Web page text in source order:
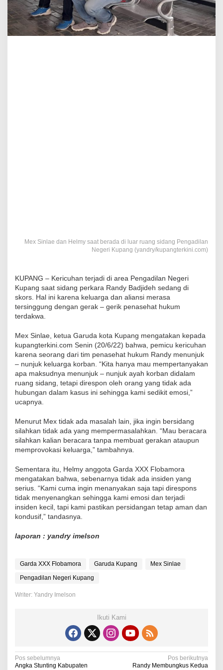
Mex Sinlae dan Helmy saat berada di luar ruang sidang Pengadilan
Negeri Kupang (yandry/kupangterkini.com)
KUPANG – Kericuhan terjadi di area Pengadilan Negeri
Kupang saat sidang perkara Randy Badjideh sedang di
skors. Hal ini karena keluarga dan aliansi merasa
tersinggung dengan gerak – gerik penasehat hukum
terdakwa.
Mex Sinlae, ketua Garuda kota Kupang mengatakan kepada
kupangterkini.com Senin (20/6/22) bahwa, pemicu kericuhan
karena seorang dari tim penasehat hukum Randy menunjuk
– nunjuk keluarga korban. “Kita hanya mau mempertanyakan
apa maksudnya menunjuk – nunjuk ayah korban didalam
ruang sidang, tetapi direspon oleh orang yang tidak ada
hubungan dalam kasus ini sehingga kami sedikit emosi,”
ucapnya.
Menurut Mex tidak ada masalah lain, jika ingin bersidang
silahkan tidak ada yang mempermasalahkan. “Mau beracara
silahkan kalian beracara tanpa membuat gerakan ataupun
memprovokasi keluarga,” tambahnya.
Sementara itu, Helmy anggota Garda XXX Flobamora
mengatakan bahwa, sebenarnya tidak ada insiden yang
serius. “Kami cuma ingin menanyakan saja tapi direspons
tidak menyenangkan sehingga kami emosi dan terjadi
insiden kecil, tapi kami pastikan persidangan tetap aman dan
kondusif,” tandasnya.
laporan : yandry imelson
Garda XXX Flobamora Garuda Kupang
Mex Sinlae
Pengadilan Negeri Kupang
Writer: Yandry Imelson
Ikuti Kami
N
Pos sebelumnya
Angka Stunting Kabupaten
Pos berikutnya
Randy Membungkus Kedua